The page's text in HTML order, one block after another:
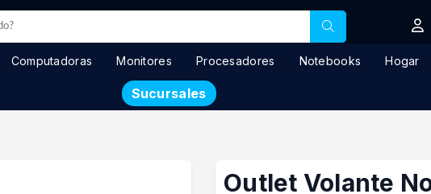
Computadoras Monitores Procesadores Notebooks Hogar
Sucursales
Outlet Volante